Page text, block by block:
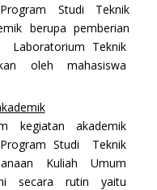
Studi Teknik
berupa pemberian
Laboratorium Teknik
oleh mahasiswa
kegiatan akademik
Studi Teknik
Kuliah Umum
secara rutin yaitu